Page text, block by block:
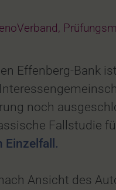
,
Effenberg-Bank
noch
Fallstudie
Einzelfall.
Ansicht des